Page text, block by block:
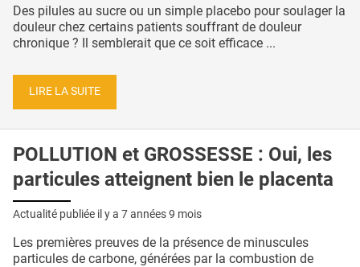
Des pilules au sucre ou un simple placebo pour soulager la
douleur chez certains patients souffrant de douleur
chronique ? Il semblerait que ce soit efficace ...
LIRE LA SUITE
POLLUTION et GROSSESSE : Oui, les
particules atteignent bien le placenta
Actualité publiée il y a 7 années 9 mois
Les premières preuves de la présence de minuscules
particules de carbone, générées par la combustion de